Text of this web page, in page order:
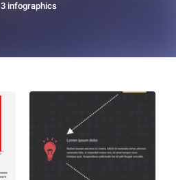
3 infographics